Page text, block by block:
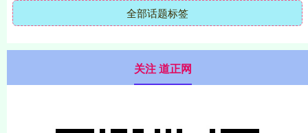
全部话题标签
关注 道正网